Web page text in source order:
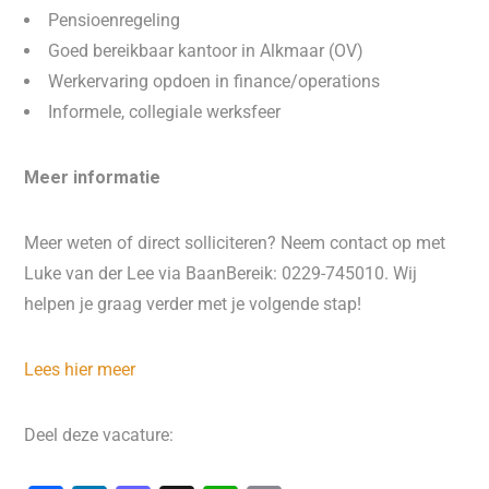
Pensioenregeling
Goed bereikbaar kantoor in Alkmaar (OV)
Werkervaring opdoen in finance/operations
Informele, collegiale werksfeer
Meer informatie
Meer weten of direct solliciteren? Neem contact op met
Luke van der Lee via BaanBereik: 0229-745010. Wij
helpen je graag verder met je volgende stap!
Lees hier meer
Deel deze vacature: